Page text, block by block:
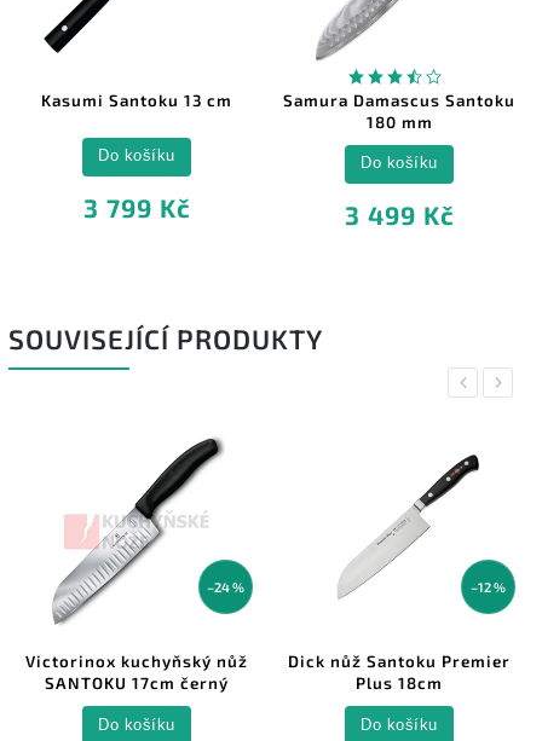
Kasumi Santoku 13 cm
3 799 Kč
Do košíku
Samura Damascus Santoku
180 mm
3 499 Kč
Do košíku
SOUVISEJÍCÍ PRODUKTY
Previous
–24 %
Victorinox kuchyňský nůž
SANTOKU 17cm černý
Do košíku
–12 %
Dick nůž Santoku Premier
Plus 18cm
Do košíku
Next